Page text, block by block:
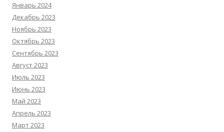
Январь 2024
Декабрь 2023
Ноябрь 2023
Октябрь 2023
Сентябрь 2023
Август 2023
Июль 2023
Июнь 2023
Май 2023
Апрель 2023
Март 2023